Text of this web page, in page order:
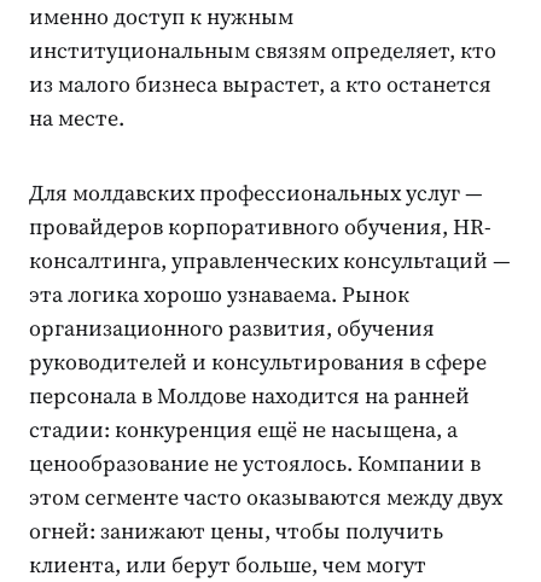
именно доступ к нужным
институциональным связям определяет, кто
из малого бизнеса вырастет, а кто останется
на месте.
Для молдавских профессиональных услуг —
провайдеров корпоративного обучения, HR-
консалтинга, управленческих консультаций —
эта логика хорошо узнаваема. Рынок
организационного развития, обучения
руководителей и консультирования в сфере
персонала в Молдове находится на ранней
стадии: конкуренция ещё не насыщена, а
ценообразование не устоялось. Компании в
этом сегменте часто оказываются между двух
огней: занижают цены, чтобы получить
клиента, или берут больше, чем могут